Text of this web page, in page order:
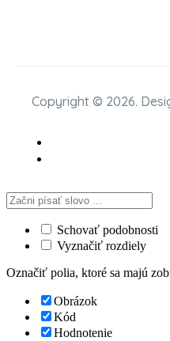
Copyright © 2026.
Schovať podobnosti
Vyznačiť rozdiely
Označiť polia, ktoré sa majú
Obrázok
Kód
Hodnotenie